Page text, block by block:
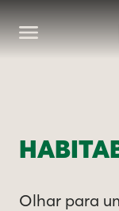
Olhar para